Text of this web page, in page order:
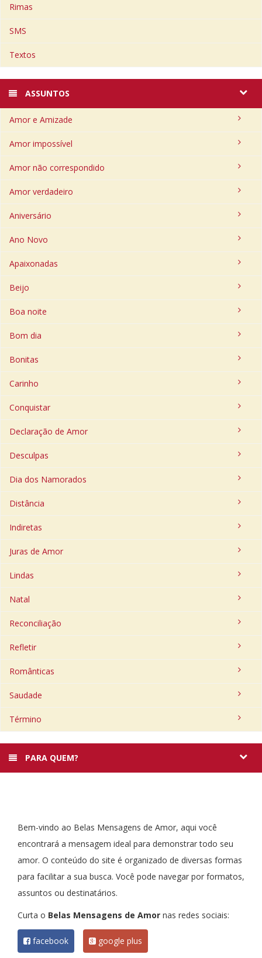
Rimas
SMS
Textos
ASSUNTOS
Amor e Amizade
Amor impossível
Amor não correspondido
Amor verdadeiro
Aniversário
Ano Novo
Apaixonadas
Beijo
Boa noite
Bom dia
Bonitas
Carinho
Conquistar
Declaração de Amor
Desculpas
Dia dos Namorados
Distância
Indiretas
Juras de Amor
Lindas
Natal
Reconciliação
Refletir
Românticas
Saudade
Término
PARA QUEM?
Bem-vindo ao Belas Mensagens de Amor, aqui você
encontrará a mensagem ideal para demonstrar todo seu
amor. O conteúdo do site é organizado de diversas formas
para facilitar a sua busca. Você pode navegar por formatos,
assuntos ou destinatários.
Curta o Belas Mensagens de Amor nas redes sociais:
facebook google plus